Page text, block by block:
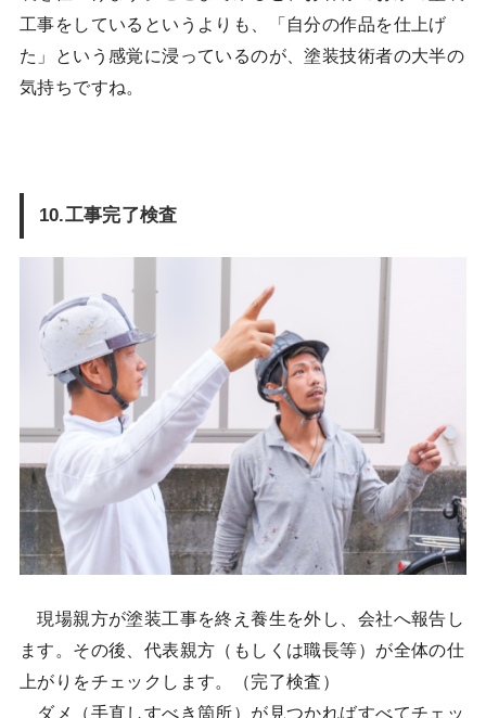
工事をしているというよりも、「自分の作品を仕上げ
た」という感覚に浸っているのが、塗装技術者の大半の
気持ちですね。
10.工事完了検査
現場親方が塗装工事を終え養生を外し、会社へ報告し
ます。その後、代表親方（もしくは職長等）が全体の仕
上がりをチェックします。（完了検査）
ダメ（手直しすべき箇所）が見つかればすべてチェッ